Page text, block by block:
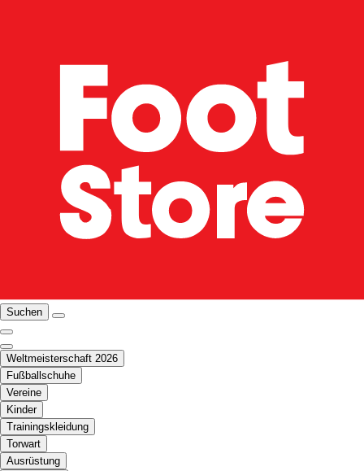
Suchen
Weltmeisterschaft 2026
Fußballschuhe
Vereine
Kinder
Trainingskleidung
Torwart
Ausrüstung